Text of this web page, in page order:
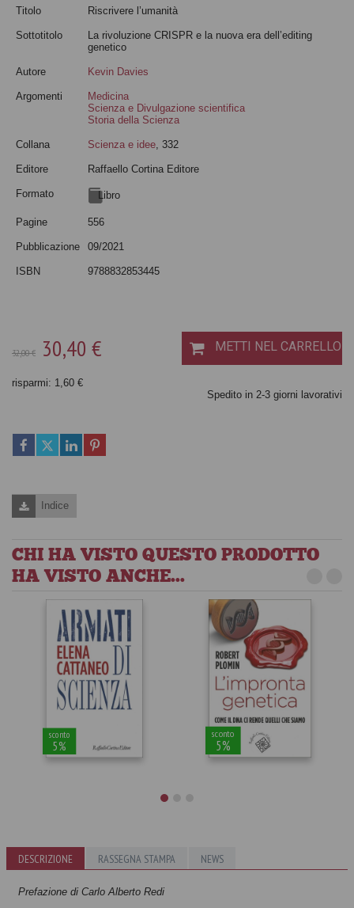
Titolo Riscrivere l’umanità
Sottotitolo
La rivoluzione CRISPR e la nuova era dell’editing
genetico
Autore Kevin Davies
Argomenti
Medicina
Scienza e Divulgazione scientifica
Storia della Scienza
Collana Scienza e idee , 332
Editore Raffaello Cortina Editore
Formato Libro
Pagine 556
Pubblicazione 09/2021
ISBN 9788832853445
32,00 € 30,40 € METTI NEL CARRELLO
risparmi: 1,60 €
Spedito in 2-3 giorni lavorativi
Indice
CHI HA VISTO QUESTO PRODOTTO
HA VISTO ANCHE...
sconto
5%
Armati di
scienza
Elena Cattaneo
sconto
5%
genetica
DESCRIZIONE RASSEGNA STAMPA NEWS
Prefazione di Carlo Alberto Redi